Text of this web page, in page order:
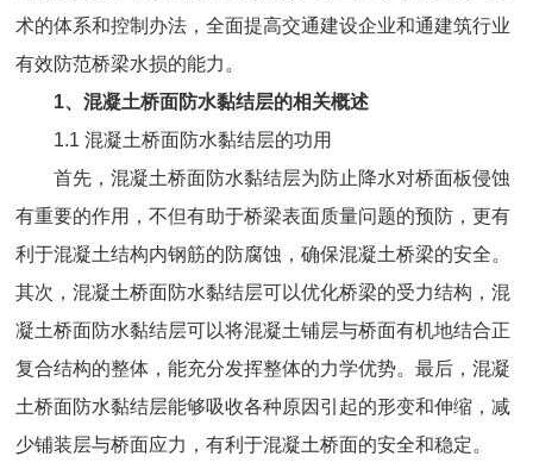
术的体系和控制办法，全面提高交通建设企业和通建筑行业
有效防范桥梁水损的能力。
1、混凝土桥面防水黏结层的相关概述
1.1 混凝土桥面防水黏结层的功用
首先，混凝土桥面防水黏结层为防止降水对桥面板侵蚀
有重要的作用，不但有助于桥梁表面质量问题的预防，更有
利于混凝土结构内钢筋的防腐蚀，确保混凝土桥梁的安全。
其次，混凝土桥面防水黏结层可以优化桥梁的受力结构，混
凝土桥面防水黏结层可以将混凝土铺层与桥面有机地结合正
复合结构的整体，能充分发挥整体的力学优势。最后，混凝
土桥面防水黏结层能够吸收各种原因引起的形变和伸缩，减
少铺装层与桥面应力，有利于混凝土桥面的安全和稳定。